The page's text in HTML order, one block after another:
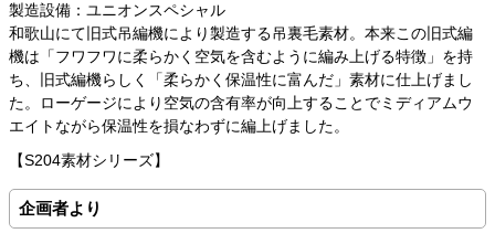
製造設備：ユニオンスペシャル
和歌山にて旧式吊編機により製造する吊裏毛素材。本来この旧式編
機は「フワフワに柔らかく空気を含むように編み上げる特徴」を持
ち、旧式編機らしく「柔らかく保温性に富んだ」素材に仕上げまし
た。ローゲージにより空気の含有率が向上することでミディアムウ
エイトながら保温性を損なわずに編上げました。
【S204素材シリーズ】
企画者より